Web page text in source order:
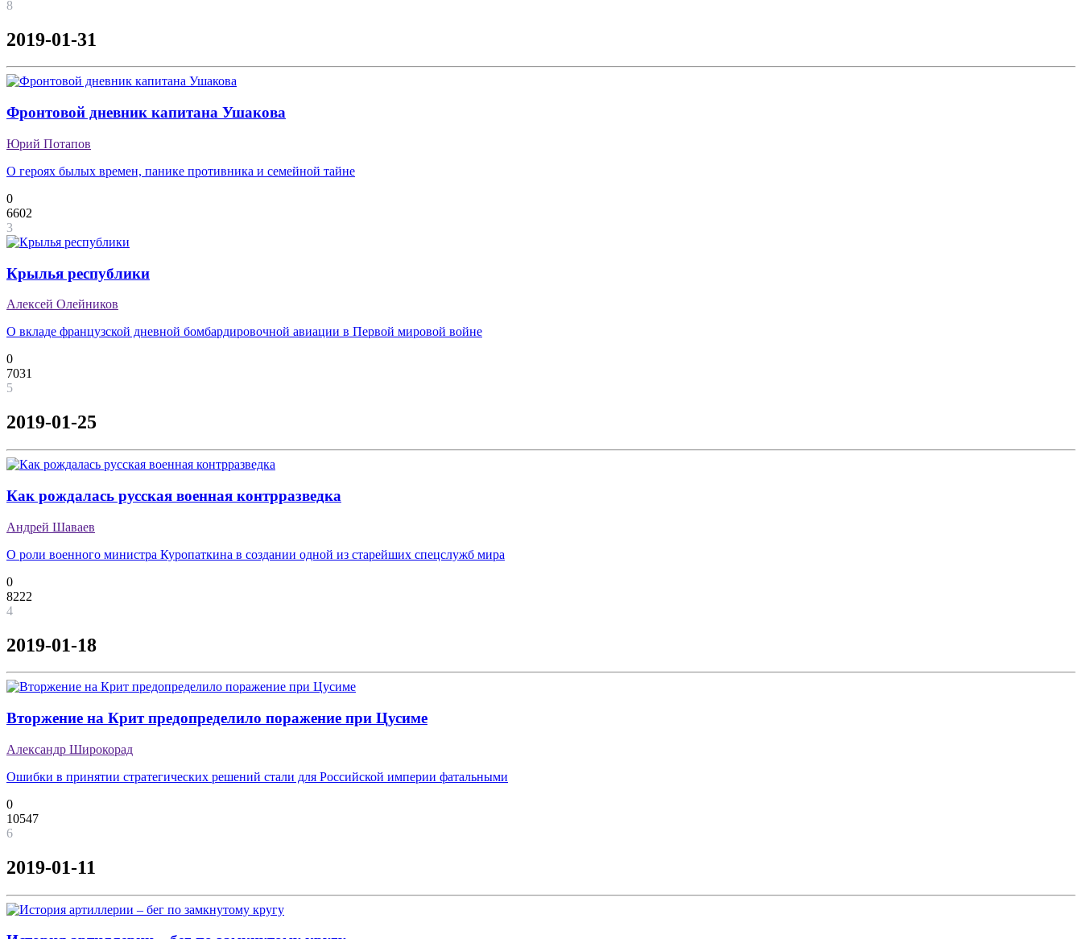
8
2019-01-31
Фронтовой дневник капитана Ушакова
Юрий Потапов
О героях былых времен, панике противника и семейной тайне
0
6602
3
Крылья республики
Алексей Олейников
О вкладе французской дневной бомбардировочной авиации в Первой мировой войне
0
7031
5
2019-01-25
Как рождалась русская военная контрразведка
Андрей Шаваев
О роли военного министра Куропаткина в создании одной из старейших спецслужб мира
0
8222
4
2019-01-18
Вторжение на Крит предопределило поражение при Цусиме
Александр Широкорад
Ошибки в принятии стратегических решений стали для Российской империи фатальными
0
10547
6
2019-01-11